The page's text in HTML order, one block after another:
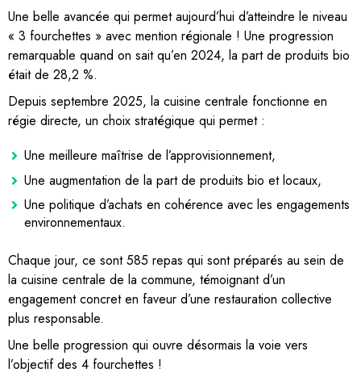
Une belle avancée qui permet aujourd’hui d’atteindre le niveau
« 3 fourchettes » avec mention régionale ! Une progression
remarquable quand on sait qu’en 2024, la part de produits bio
était de 28,2 %.
Depuis septembre 2025, la cuisine centrale fonctionne en
régie directe, un choix stratégique qui permet :
Une meilleure maîtrise de l’approvisionnement,
Une augmentation de la part de produits bio et locaux,
Une politique d’achats en cohérence avec les engagements
environnementaux.
Chaque jour, ce sont 585 repas qui sont préparés au sein de
la cuisine centrale de la commune, témoignant d’un
engagement concret en faveur d’une restauration collective
plus responsable.
Une belle progression qui ouvre désormais la voie vers
l’objectif des 4 fourchettes !